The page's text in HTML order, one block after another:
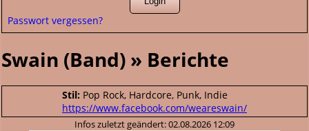
Passwort vergessen?
Swain (Band) » Berichte
Stil: Pop Rock, Hardcore, Punk, Indie
https://www.facebook.com/weareswain/
Infos zuletzt geändert: 02.08.2026 12:09